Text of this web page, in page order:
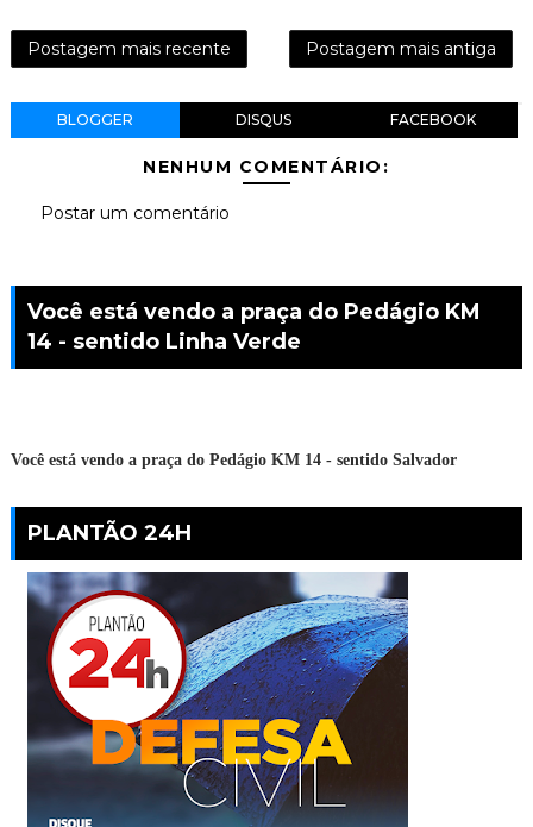
Postagem mais recente Postagem mais antiga
BLOGGER DISQUS FACEBOOK
NENHUM COMENTÁRIO:
Postar um comentário
Você está vendo a praça do Pedágio KM
14 - sentido Linha Verde
Você está vendo a praça do Pedágio KM 14 - sentido Salvador
PLANTÃO 24H